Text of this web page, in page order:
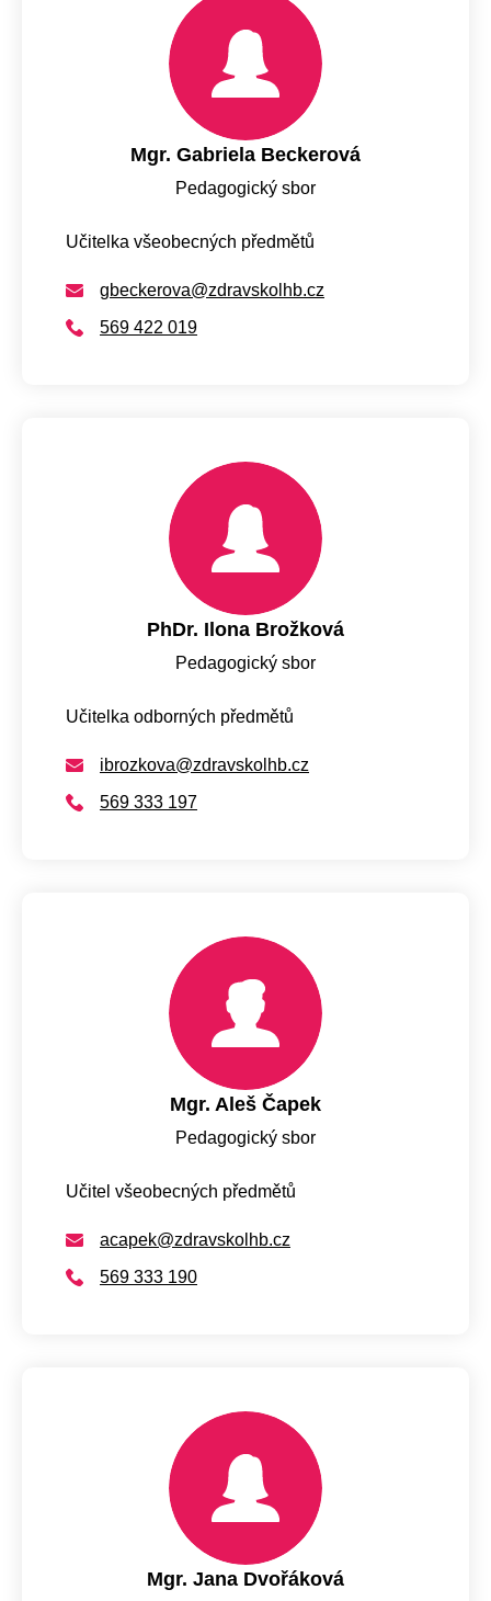
Mgr. Gabriela Beckerová
Pedagogický sbor
Učitelka všeobecných předmětů
gbeckerova@zdravskolhb.cz
569 422 019
PhDr. Ilona Brožková
Pedagogický sbor
Učitelka odborných předmětů
ibrozkova@zdravskolhb.cz
569 333 197
Mgr. Aleš Čapek
Pedagogický sbor
Učitel všeobecných předmětů
acapek@zdravskolhb.cz
569 333 190
Mgr. Jana Dvořáková